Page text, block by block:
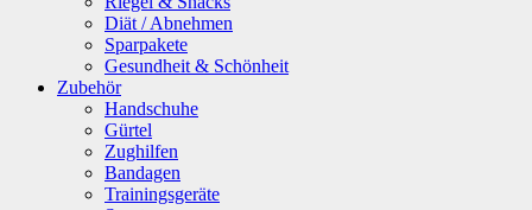
Diät / Abnehmen
Sparpakete
Gesundheit & Schönheit
Zubehör
Handschuhe
Gürtel
Zughilfen
Bandagen
Trainingsgeräte